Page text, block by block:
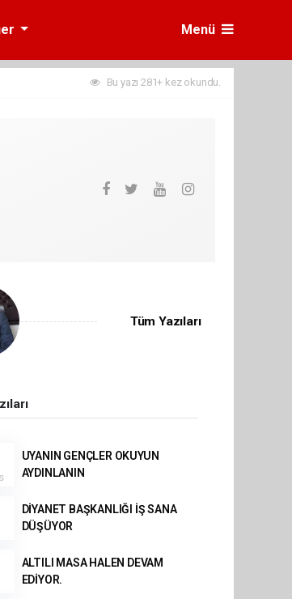
Menü
Bu yazı 281+ kez okundu.
Tüm Yazıları
UYANIN GENÇLER OKUYUN
AYDINLANIN
DİYANET BAŞKANLIĞI İŞ SANA
DÜŞÜYOR
ALTILI MASA HALEN DEVAM
EDİYOR.